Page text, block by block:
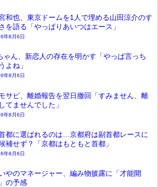
和也、東京ドームを1人で埋める山田涼介のす
を語る「やっぱりあいつはエース」
年8月6日
ゃん、新恋人の存在を明かす「やっぱ言っち
よね」
年8月6日
サピ、離婚報告を翌日撤回「すみません、離
てませんでした」
年8月6日
都に選ばれるのは…京都府は副首都レースに
補せず？「京都はもともと首都」
年8月6日
やのマネージャー、編み物披露に「才能開
の予感